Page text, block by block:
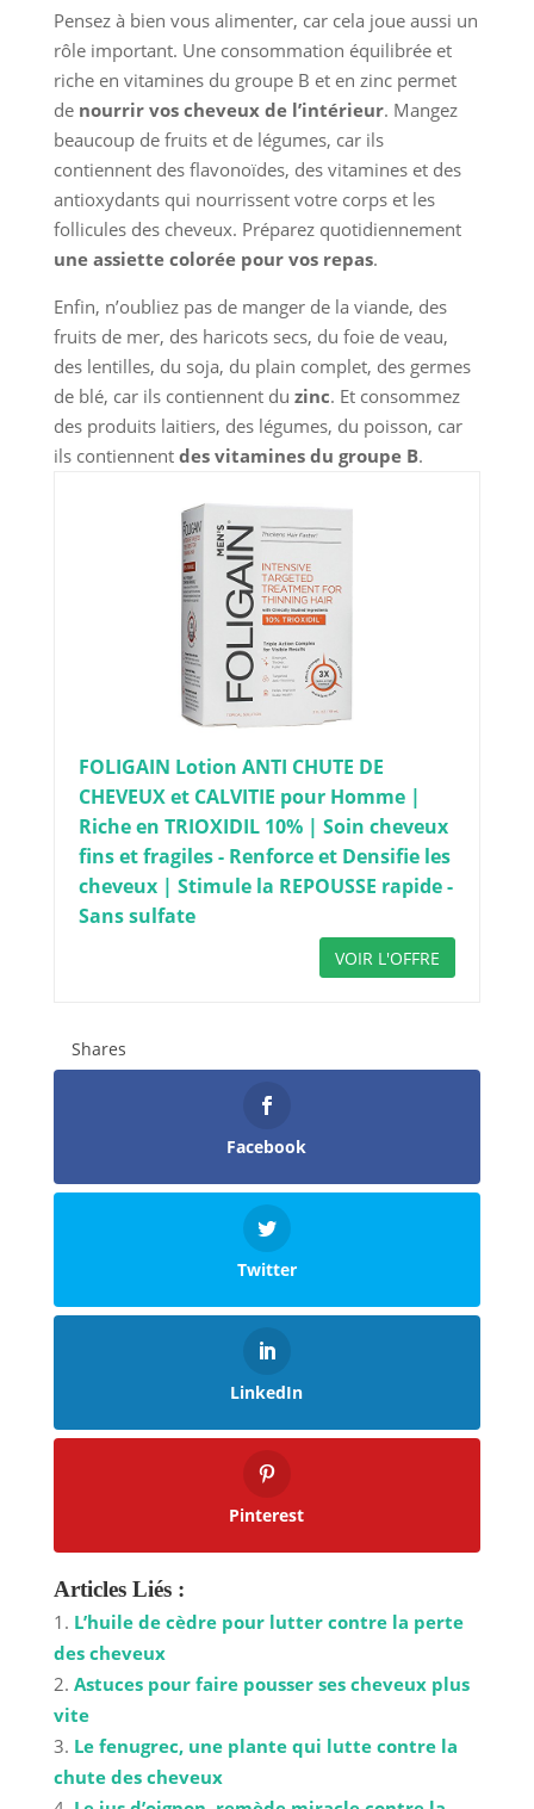
Pensez à bien vous alimenter, car cela joue aussi un
rôle important. Une consommation équilibrée et
riche en vitamines du groupe B et en zinc permet
de nourrir vos cheveux de l’intérieur. Mangez
beaucoup de fruits et de légumes, car ils
contiennent des flavonoïdes, des vitamines et des
antioxydants qui nourrissent votre corps et les
follicules des cheveux. Préparez quotidiennement
une assiette colorée pour vos repas.
Enfin, n’oubliez pas de manger de la viande, des
fruits de mer, des haricots secs, du foie de veau,
des lentilles, du soja, du plain complet, des germes
de blé, car ils contiennent du zinc. Et consommez
des produits laitiers, des légumes, du poisson, car
ils contiennent des vitamines du groupe B.
FOLIGAIN Lotion ANTI CHUTE DE
CHEVEUX et CALVITIE pour Homme |
Riche en TRIOXIDIL 10% | Soin cheveux
fins et fragiles - Renforce et Densifie les
cheveux | Stimule la REPOUSSE rapide -
Sans sulfate
VOIR L'OFFRE
Shares
Facebook
Twitter
LinkedIn
Pinterest
Articles Liés :
L’huile de cèdre pour lutter contre la perte
des cheveux
Astuces pour faire pousser ses cheveux plus
vite
Le fenugrec, une plante qui lutte contre la
chute des cheveux